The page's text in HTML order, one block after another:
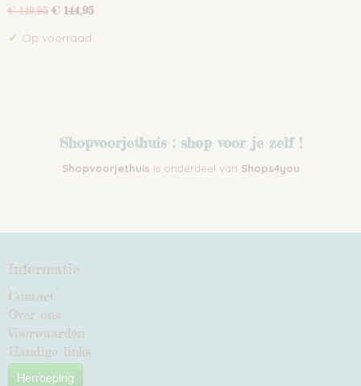
€ 149,95 € 144,95
✓ Op voorraad
Shopvoorjethuis : shop voor je zelf !
Shopvoorjethuis is onderdeel van Shops4you
Informatie
Contact
Over ons
Voorwaarden
Handige links
Herroeping